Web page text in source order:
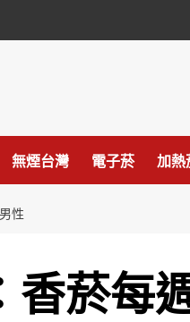
無煙台灣 電子菸 加熱
性
香菸每